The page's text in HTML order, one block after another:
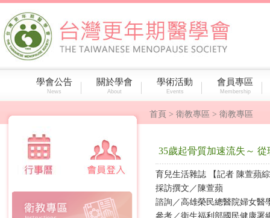
學會公告
News
關於學會
About
學術活動
Events
會員專區
Membership
首頁 > 衛教專區 > 衛教專區
35歲起骨質加速流失～
育兒生活雜誌 【記者 陳萱蘋
採訪撰文／陳萱蘋
諮詢／高雄榮民總醫院婦女醫
參考／衛生福利部國民健康署